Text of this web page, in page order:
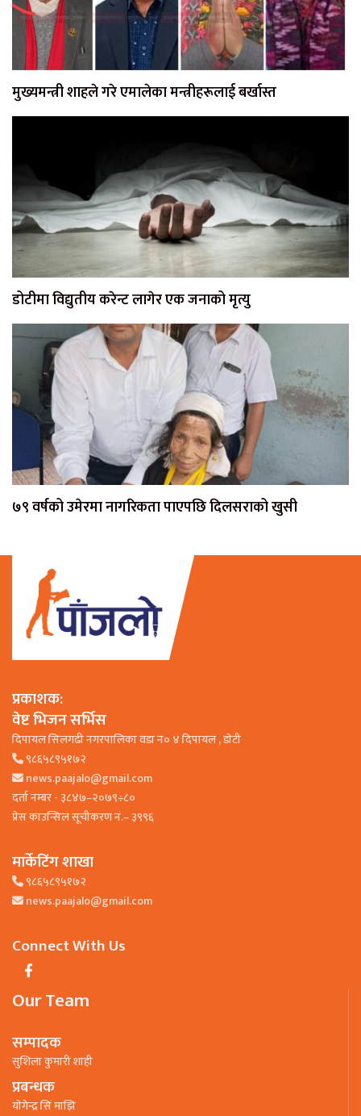
मुख्यमन्त्री शाहले गरे एमालेका मन्त्रीहरूलाई बर्खास्त
डोटीमा विद्युतीय करेन्ट लागेर एक जनाको मृत्यु
७९ वर्षको उमेरमा नागरिकता पाएपछि दिलसराको खुसी
प्रकाशक:
वेष्ट भिजन सर्भिस
दिपायल सिलगढी नगरपालिका वडा न० ४ दिपायल , डाेटी
९८६५८९५१७२
news.paajalo@gmail.com
दर्ता नम्बर - ३८४७–२०७९÷८०
प्रेस काउन्सिल सूचीकरण नं.– ३९९६
मार्केटिंग शाखा
९८६५८९५१७२
news.paajalo@gmail.com
Connect With Us
Our Team
सम्पादक
सुशिला कुमारी शाही
प्रबन्धक
याेगेन्द्र सिं माझि